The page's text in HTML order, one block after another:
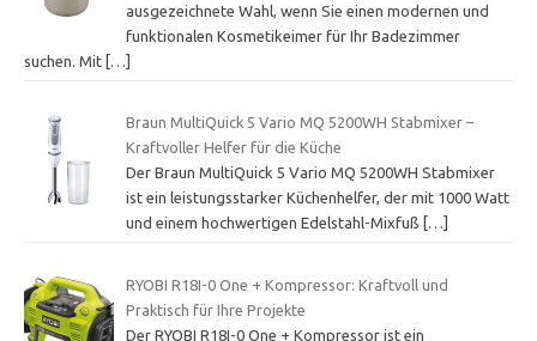
ausgezeichnete Wahl, wenn Sie einen modernen und
funktionalen Kosmetikeimer für Ihr Badezimmer
suchen. Mit […]
Braun MultiQuick 5 Vario MQ 5200WH Stabmixer –
Kraftvoller Helfer für die Küche
Der Braun MultiQuick 5 Vario MQ 5200WH Stabmixer
ist ein leistungsstarker Küchenhelfer, der mit 1000 Watt
und einem hochwertigen Edelstahl-Mixfuß
[…]
RYOBI R18I-0 One + Kompressor: Kraftvoll und
Praktisch für Ihre Projekte
Der RYOBI R18I-0 One + Kompressor ist ein